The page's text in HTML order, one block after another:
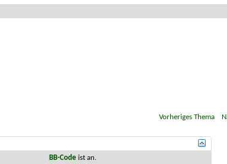
Vorheriges Thema|
BB-Code ist an.